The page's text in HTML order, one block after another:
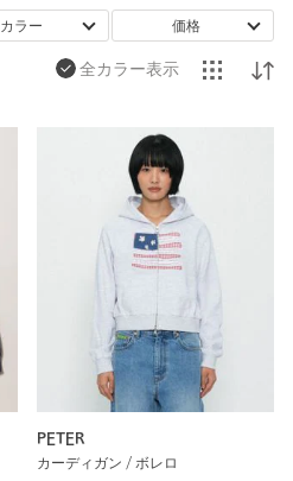
カラー 価格
全カラー表示
PETER
カーディガン / ボレロ